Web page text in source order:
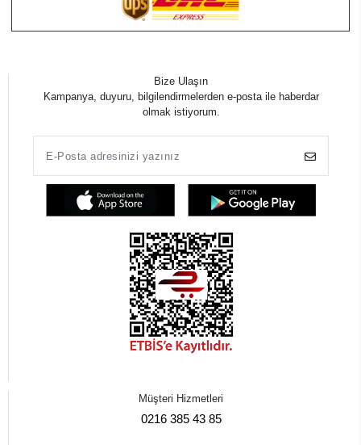
Bize Ulaşın
Kampanya, duyuru, bilgilendirmelerden e-posta ile haberdar
olmak istiyorum.
Müşteri Hizmetleri
0216 385 43 85